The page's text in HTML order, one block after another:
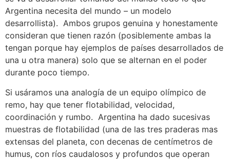
Argentina necesita del mundo – un modelo
desarrollista). Ambos grupos genuina y honestamente
consideran que tienen razón (posiblemente ambas la
tengan porque hay ejemplos de países desarrollados de
una u otra manera) solo que se alternan en el poder
durante poco tiempo.
Si usáramos una analogía de un equipo olímpico de
remo, hay que tener flotabilidad, velocidad,
coordinación y rumbo. Argentina ha dado sucesivas
muestras de flotabilidad (una de las tres praderas mas
extensas del planeta, con decenas de centímetros de
humus, con ríos caudalosos y profundos que operan